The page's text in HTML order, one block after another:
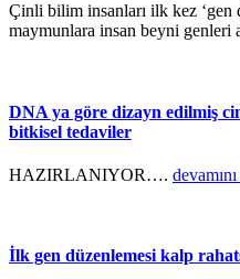
Çinli bilim insanları ilk kez ‘gen
maymunlara insan beyni genleri
DNA ya göre dizayn edilmiş
bitkisel tedaviler
HAZIRLANIYOR….
İlk gen düzenlemesi kalp